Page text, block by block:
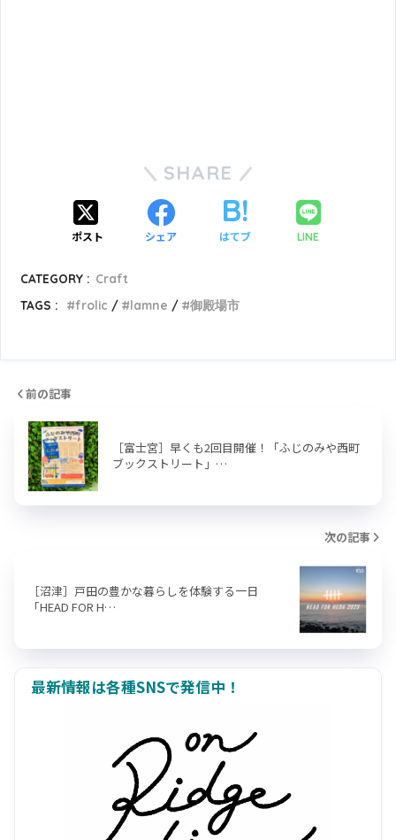
SHARE
ポスト シェア はてブ LINE
CATEGORY : Craft
TAGS :
frolic lamne 御殿場市
前の記事
［富士宮］早くも2回目開催！「ふじのみや西町
ブックストリート」…
次の記事
［沼津］戸田の豊かな暮らしを体験する一日
「HEAD FOR H…
最新情報は各種SNSで発信中！